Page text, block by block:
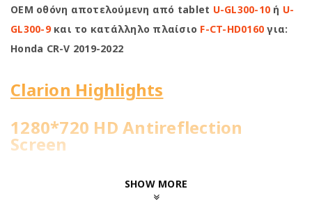
OEM οθόνη αποτελούμενη από tablet U-GL300-10 ή U-
GL300-9και το κατάλληλο πλαίσιο F-CT-HD0160 για:
Honda CR-V 2019-2022
Clarion Highlights
1280*720 HD Antireflection
Screen
4Core@1.51GHz | 2+32GB
SHOW MORE